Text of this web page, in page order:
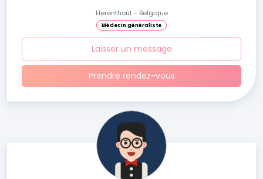
Herenthout - Belgique
Médecin généraliste
Laisser un message
Prendre rendez-vous